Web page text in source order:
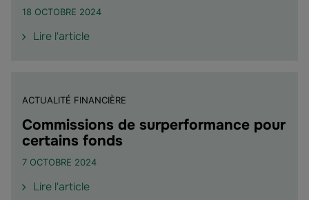
18 OCTOBRE 2024
Lire l'articlede
épargne
depuis
l'application
mobile
Épargne
ACTUALITÉ FINANCIÈRE
Commissions de surperformance pour
certains fonds
7 OCTOBRE 2024
Lire l'articlede